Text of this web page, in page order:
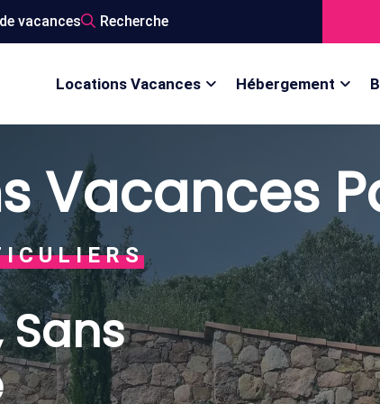
vacances Recherche
Locations Vacances Hébergement
Vacances